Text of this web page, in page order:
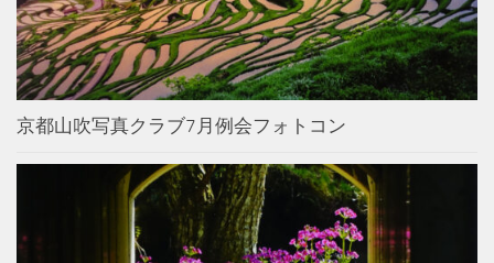
京都山吹写真クラブ7月例会フォトコン